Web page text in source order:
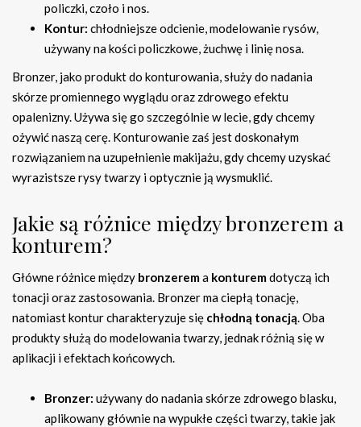
policzki, czoło i nos.
Kontur: chłodniejsze odcienie, modelowanie rysów,
używany na kości policzkowe, żuchwę i linię nosa.
Bronzer, jako produkt do konturowania, służy do nadania
skórze promiennego wyglądu oraz zdrowego efektu
opalenizny. Używa się go szczególnie w lecie, gdy chcemy
ożywić naszą cerę. Konturowanie zaś jest doskonałym
rozwiązaniem na uzupełnienie makijażu, gdy chcemy uzyskać
wyrazistsze rysy twarzy i optycznie ją wysmuklić.
Jakie są różnice między bronzerem a
konturem?
Główne różnice między bronzerema konturemdotyczą ich
tonacji oraz zastosowania. Bronzer ma ciepłą tonację,
natomiast kontur charakteryzuje się chłodną tonacją. Oba
produkty służą do modelowania twarzy, jednak różnią się w
aplikacji i efektach końcowych.
Bronzer: używany do nadania skórze zdrowego blasku,
aplikowany głównie na wypukłe części twarzy, takie jak